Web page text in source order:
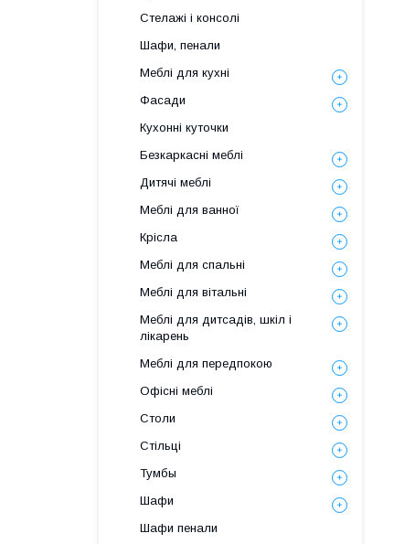
Стелажі і консолі
Шафи, пенали
Меблі для кухні
Фасади
Кухонні куточки
Безкаркасні меблі
Дитячі меблі
Меблі для ванної
Крісла
Меблі для спальні
Меблі для вітальні
Меблі для дитсадів, шкіл і
лікарень
Меблі для передпокою
Офісні меблі
Столи
Стільці
Тумбы
Шафи
Шафи пенали